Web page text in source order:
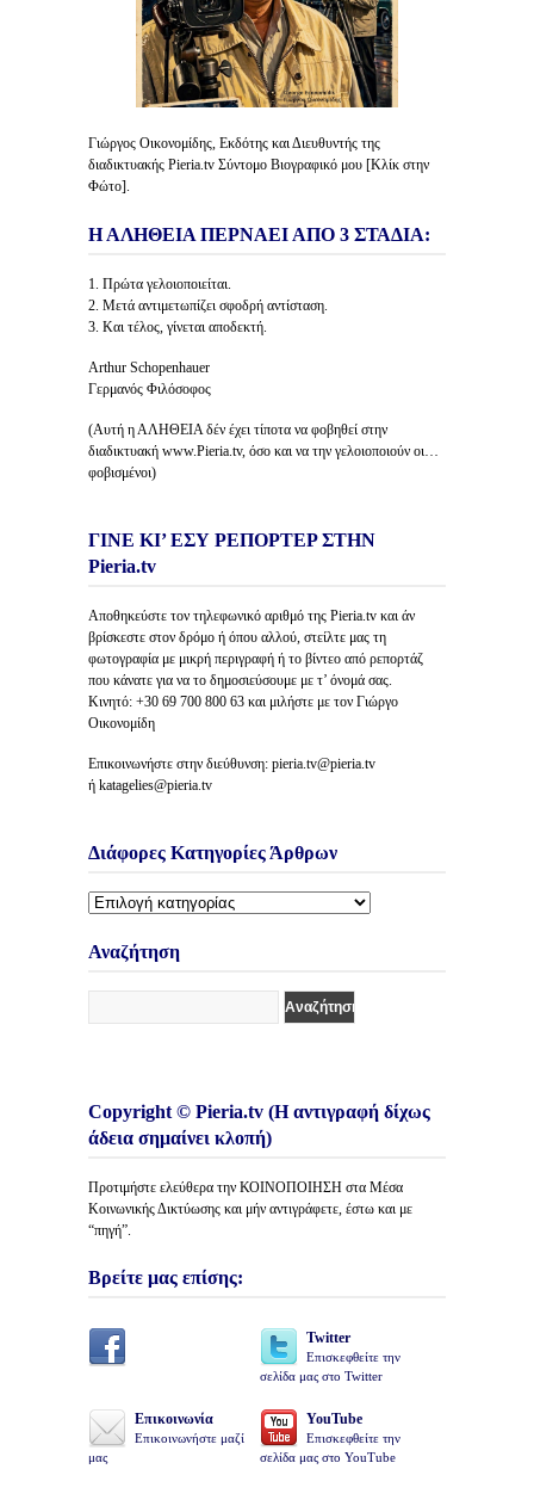
Γιώργος Οικονομίδης, Εκδότης και Διευθυντής της
διαδικτυακής Pieria.tv Σύντομο Βιογραφικό μου [Κλίκ στην
Φώτο].
Η ΑΛΗΘΕΙΑ ΠΕΡΝΑΕΙ ΑΠΟ 3 ΣΤΑΔΙΑ:
1. Πρώτα γελοιοποιείται.
2. Μετά αντιμετωπίζει σφοδρή αντίσταση.
3. Και τέλος, γίνεται αποδεκτή.
Arthur Schopenhauer
Γερμανός Φιλόσοφος
(Αυτή η ΑΛΗΘΕΙΑ δέν έχει τίποτα να φοβηθεί στην
διαδικτυακή www.Pieria.tv, όσο και να την γελοιοποιούν οι…
φοβισμένοι)
ΓΙΝΕ ΚΙ’ ΕΣΥ ΡΕΠΟΡΤΕΡ ΣΤΗΝ
Pieria.tv
Αποθηκεύστε τον τηλεφωνικό αριθμό της Pieria.tv και άν
βρίσκεστε στον δρόμο ή όπου αλλού, στείλτε μας τη
φωτογραφία με μικρή περιγραφή ή το βίντεο από ρεπορτάζ
που κάνατε για να το δημοσιεύσουμε με τ’ όνομά σας.
Κινητό: +30 69 700 800 63 και μιλήστε με τον Γιώργο
Οικονομίδη
Επικοινωνήστε στην διεύθυνση: pieria.tv@pieria.tv
ή katagelies@pieria.tv
Διάφορες Κατηγορίες Άρθρων
Διάφορες
Άρθρων
Αναζήτηση
Copyright © Pieria.tv (Η αντιγραφή δίχως
άδεια σημαίνει κλοπή)
Προτιμήστε ελεύθερα την ΚΟΙΝΟΠΟΙΗΣΗ στα Μέσα
Κοινωνικής Δικτύωσης και μήν αντιγράφετε, έστω και με
“πηγή”.
Βρείτε μας επίσης:
Twitter
Επισκεφθείτε την
σελίδα μας στο Twitter
Επικοινωνία
Επικοινωνήστε μαζί
μας
YouTube
Επισκεφθείτε την
σελίδα μας στο YouTube